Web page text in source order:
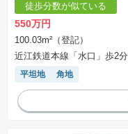
徒歩分数が似ている
550万円
100.03m²（登記）
近江鉄道本線「水口」歩2分
平坦地 角地